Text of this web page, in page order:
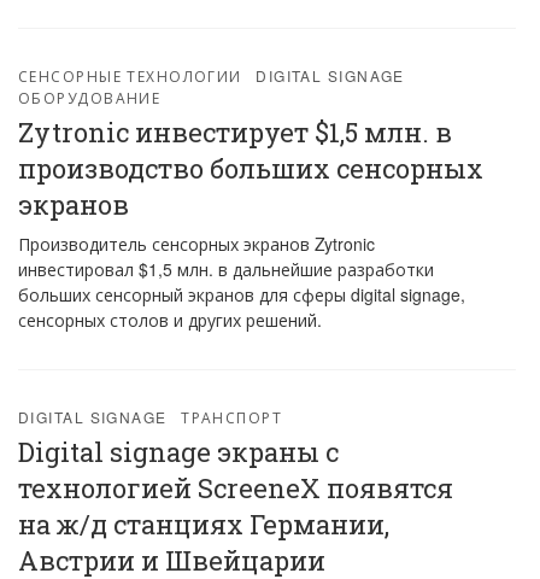
СЕНСОРНЫЕ ТЕХНОЛОГИИ
DIGITAL SIGNAGE
ОБОРУДОВАНИЕ
Zytronic инвестирует $1,5 млн. в
производство больших сенсорных
экранов
Производитель сенсорных экранов Zytronic
инвестировал $1,5 млн. в дальнейшие разработки
больших сенсорный экранов для сферы digital signage,
сенсорных столов и других решений.
DIGITAL SIGNAGE ТРАНСПОРТ
Digital signage экраны с
технологией ScreeneX появятся
на ж/д станциях Германии,
Австрии и Швейцарии